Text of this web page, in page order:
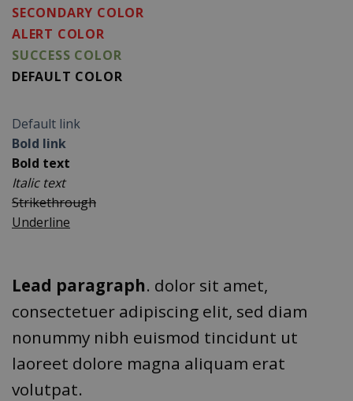
SECONDARY COLOR
ALERT COLOR
SUCCESS COLOR
DEFAULT COLOR
Default link
Bold link
Bold text
Italic text
Strikethrough
Underline
Lead paragraph. dolor sit amet,
consectetuer adipiscing elit, sed diam
nonummy nibh euismod tincidunt ut
laoreet dolore magna aliquam erat
volutpat.